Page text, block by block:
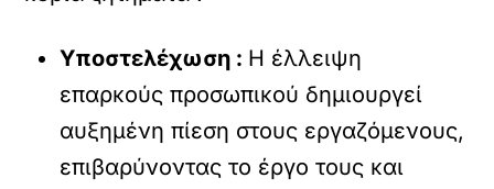
Υποστελέχωση : Η έλλειψη
επαρκούς προσωπικού δημιουργεί
αυξημένη πίεση στους εργαζόμενους,
επιβαρύνοντας το έργο τους και